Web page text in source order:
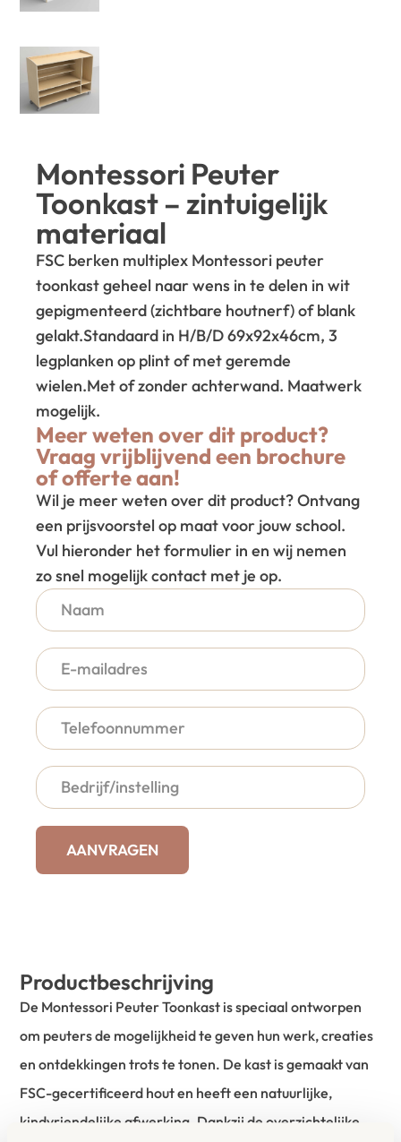
Montessori Peuter
Toonkast – zintuigelijk
materiaal
FSC berken multiplex Montessori peuter
toonkast geheel naar wens in te delen in wit
gepigmenteerd (zichtbare houtnerf) of blank
gelakt.Standaard in H/B/D 69x92x46cm, 3
legplanken op plint of met geremde
wielen.Met of zonder achterwand. Maatwerk
mogelijk.
Meer weten over dit product?
Vraag vrijblijvend een brochure
of offerte aan!
Wil je meer weten over dit product? Ontvang
een prijsvoorstel op maat voor jouw school.
Vul hieronder het formulier in en wij nemen
zo snel mogelijk contact met je op.
AANVRAGEN
Productbeschrijving
De Montessori Peuter Toonkast is speciaal ontworpen
om peuters de mogelijkheid te geven hun werk, creaties
en ontdekkingen trots te tonen. De kast is gemaakt van
FSC-gecertificeerd hout en heeft een natuurlijke,
kindvriendelijke afwerking. Dankzij de overzichtelijke